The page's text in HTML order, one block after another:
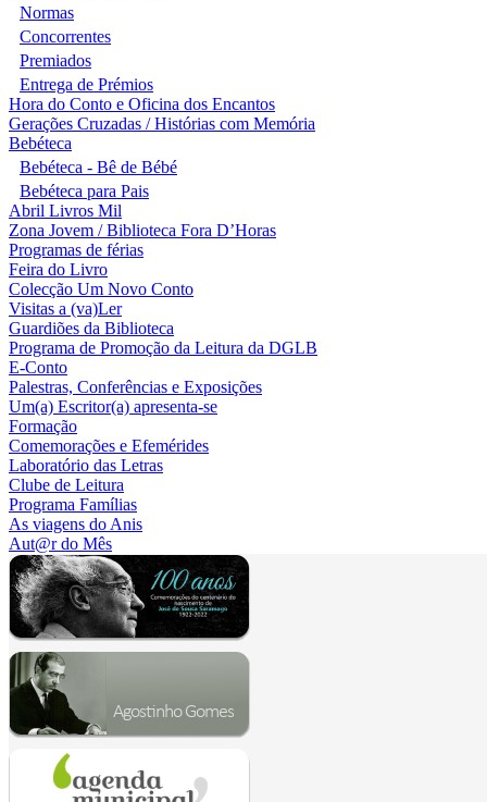
Normas
Concorrentes
Premiados
Entrega de Prémios
Hora do Conto e Oficina dos Encantos
Gerações Cruzadas / Histórias com Memória
Bebéteca
Bebéteca - Bê de Bébé
Bebéteca para Pais
Abril Livros Mil
Zona Jovem / Biblioteca Fora D’Horas
Programas de férias
Feira do Livro
Colecção Um Novo Conto
Visitas a (va)Ler
Guardiões da Biblioteca
Programa de Promoção da Leitura da DGLB
E-Conto
Palestras, Conferências e Exposições
Um(a) Escritor(a) apresenta-se
Formação
Comemorações e Efemérides
Laboratório das Letras
Clube de Leitura
Programa Famílias
As viagens do Anis
Aut@r do Mês